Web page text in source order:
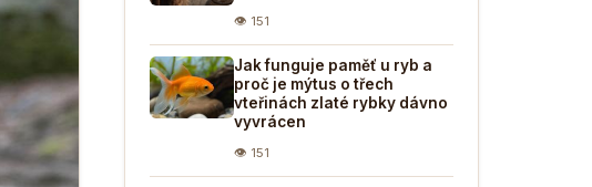
👁 151
Jak funguje paměť u ryb a
proč je mýtus o třech
vteřinách zlaté rybky dávno
vyvrácen
👁 151